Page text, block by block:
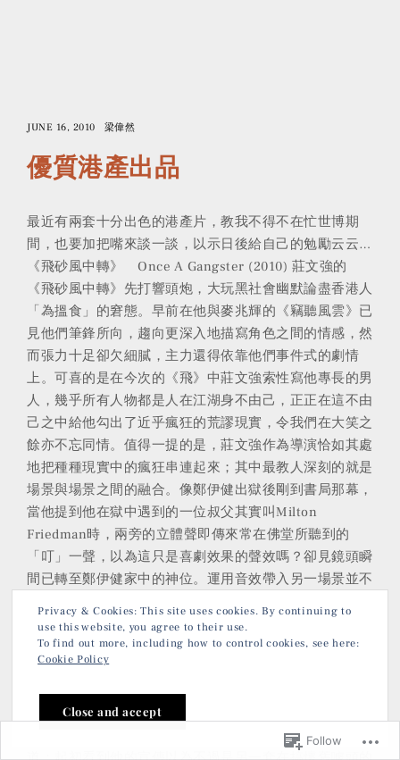
JUNE 16, 2010 梁偉然
優質港產出品
最近有兩套十分出色的港產片，教我不得不在忙世博期
間，也要加把嘴來談一談，以示日後給自己的勉勵云云…
《飛砂風中轉》 Once A Gangster (2010) 莊文強的
《飛砂風中轉》先打響頭炮，大玩黑社會幽默論盡香港人
「為搵食」的窘態。早前在他與麥兆輝的《竊聽風雲》已
見他們筆鋒所向，趨向更深入地描寫角色之間的情感，然
而張力十足卻欠細膩，主力還得依靠他們事件式的劇情
上。可喜的是在今次的《飛》中莊文強索性寫他專長的男
人，幾乎所有人物都是人在江湖身不由己，正正在這不由
己之中給他勾出了近乎瘋狂的荒謬現實，令我們在大笑之
餘亦不忘同情。值得一提的是，莊文強作為導演恰如其處
地把種種現實中的瘋狂串連起來；其中最教人深刻的就是
場景與場景之間的融合。像鄭伊健出獄後剛到書局那幕，
當他提到他在獄中遇到的一位叔父其實叫Milton
Friedman時，兩旁的立體聲即傳來常在佛堂所聽到的
「叮」一聲，以為這只是喜劇效果的聲效嗎？卻見鏡頭瞬
間已轉至鄭伊健家中的神位。運用音效帶入另一場景並不
本的瘋狂式搞笑，要來得有內涵一點。可見他寫得瘋狂，
但卻導得精密，機關算盡只為令社會上各種惡形惡相的大
佬們，齊唱一次「嘿喲 哼嘿喲 飛砂風中轉」，看罷怎
不叫人笑逐顏開，嘆一句「人生？又何必太認真呢」。
《打擂台》 Gallants (2010) 其實看到港產片少有的創
作精神已經很滿足，然而卻不斷聽到《打擂台》口碑載
Follow
Privacy & Cookies: This site uses cookies. By continuing to
use this website, you agree to their use.
To find out more, including how to control cookies, see here:
Cookie Policy